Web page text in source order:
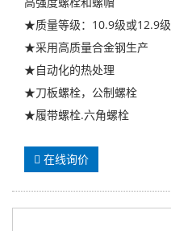
★质量等级：10.9级或12.9级
★采用高质量合金钢生产
★自动化的热处理
★刀板螺栓，公制螺栓
★履带螺栓.六角螺栓
在线询价